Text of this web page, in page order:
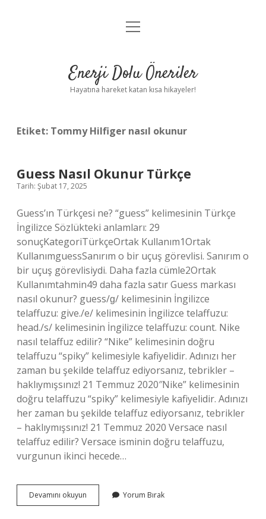
Anasayfa
Yasal Uyarı
menüyü
Enerji Dolu Öneriler
Hayatına hareket katan kısa hikayeler!
Etiket: Tommy Hilfiger nasıl okunur
Guess Nasıl Okunur Türkçe
Tarih: Şubat 17, 2025
Guess’ın Türkçesi ne? “guess” kelimesinin Türkçe
İngilizce Sözlükteki anlamları: 29
sonuçKategoriTürkçeOrtak Kullanım1Ortak
KullanımguessSanırım o bir uçuş görevlisi. Sanırım o
bir uçuş görevlisiydi. Daha fazla cümle2Ortak
Kullanımtahmin49 daha fazla satır Guess markası
nasıl okunur? guess/ɡ/ kelimesinin İngilizce
telaffuzu: give./e/ kelimesinin İngilizce telaffuzu:
head./s/ kelimesinin İngilizce telaffuzu: count. Nike
nasıl telaffuz edilir? “Nike” kelimesinin doğru
telaffuzu “spiky” kelimesiyle kafiyelidir. Adınızı her
zaman bu şekilde telaffuz ediyorsanız, tebrikler –
haklıymışsınız! 21 Temmuz 2020″Nike” kelimesinin
doğru telaffuzu “spiky” kelimesiyle kafiyelidir. Adınızı
her zaman bu şekilde telaffuz ediyorsanız, tebrikler
– haklıymışsınız! 21 Temmuz 2020 Versace nasıl
telaffuz edilir? Versace isminin doğru telaffuzu,
vurgunun ikinci hecede…
Devamını okuyun
Nasıl
Yorum Bırak